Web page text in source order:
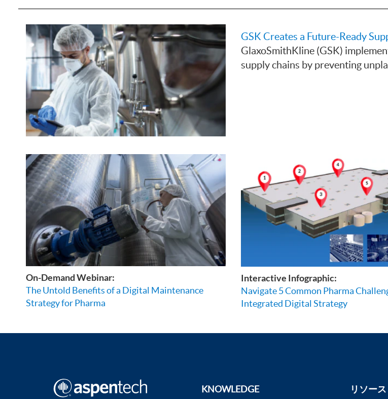
GSK Creates a Future-Ready
GlaxoSmithKline (GSK)
supply chains by preventing
On-Demand Webinar:
The Untold Benefits of a Digital Maintenance
Strategy for Pharma
Interactive Infographic:
Navigate 5 Common Pharma
Integrated Digital Strategy
KNOWLEDGE リソース